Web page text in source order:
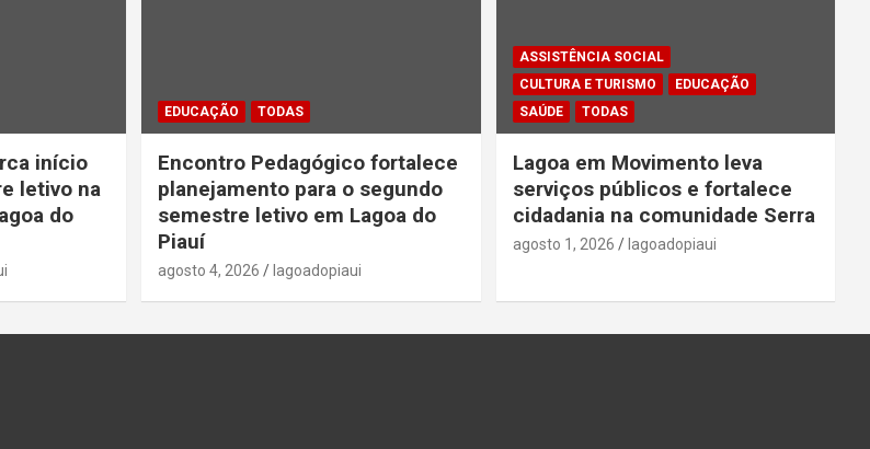
início
letivo na
do
EDUCAÇÃO TODAS
Encontro Pedagógico fortalece
planejamento para o segundo
semestre letivo em Lagoa do
Piauí
agosto 4, 2026 lagoadopiaui
ASSISTÊNCIA SOCIAL
CULTURA E TURISMO
EDUCAÇÃO
SAÚDE
TODAS
Lagoa em Movimento leva
serviços públicos e fortalece
cidadania na comunidade Serra
agosto 1, 2026 lagoadopiaui